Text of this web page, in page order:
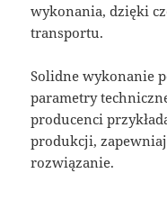
wykonania, dzięki
transportu.
Solidne wykonanie
parametry
producenci
produkcji,
rozwiązanie.